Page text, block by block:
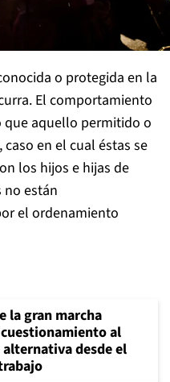
o protegida en la
El comportamiento
que aquello permitido o
en el cual éstas se
los hijos e hijas de
no están
el ordenamiento
la gran marcha
cuestionamiento al
desde el